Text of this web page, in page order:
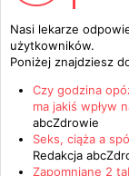
Nasi lekarze
użytkowników.
Poniżej znajdziesz
Czy godzina
ma jakiś wpływ
abcZdrowie
Seks, ciąża a
Redakcja
Zapomniane 2